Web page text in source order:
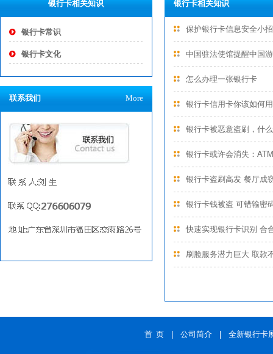
银行卡相关知识
银行卡常识
银行卡文化
联系我们 More
联 系 人:刘 生
联系 QQ:*********
地 址:广东省深圳市福田区景秀大厦B幢
银行卡相关知识
保护银行卡信息安全小
中国驻法使馆提醒中国
怎么办理一张银行卡
银行卡信用卡你该如何用
银行卡被恶意盗刷，什
银行卡或许会消失：
银行卡盗刷高发 餐厅成
银行卡钱被盗 可错输密
快速实现银行卡识别 合
刷脸服务潜力巨大 取款
首 页 |公司简介 |全新银行卡